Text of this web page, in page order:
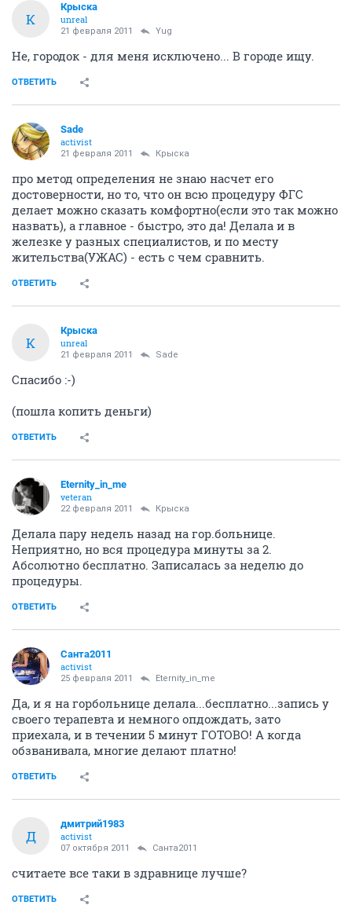
К
Крыска
unreal
21 февраля 2011 Yug
Не, городок - для меня исключено... В городе ищу.
ОТВЕТИТЬ
Sade
activist
21 февраля 2011 Крыска
про метод определения не знаю насчет его
достоверности, но то, что он всю процедуру ФГС
делает можно сказать комфортно(если это так можно
назвать), а главное - быстро, это да! Делала и в
железке у разных специалистов, и по месту
жительства(УЖАС) - есть с чем сравнить.
ОТВЕТИТЬ
К
Крыска
unreal
21 февраля 2011 Sade
Спасибо :-)
(пошла копить деньги)
ОТВЕТИТЬ
Eternity_in_me
veteran
22 февраля 2011 Крыска
Делала пару недель назад на гор.больнице.
Неприятно, но вся процедура минуты за 2.
Абсолютно бесплатно. Записалась за неделю до
процедуры.
ОТВЕТИТЬ
Санта2011
activist
25 февраля 2011 Eternity_in_me
Да, и я на горбольнице делала...бесплатно...запись у
своего терапевта и немного опдождать, зато
приехала, и в течении 5 минут ГОТОВО! А когда
обзванивала, многие делают платно!
ОТВЕТИТЬ
Д
дмитрий1983
activist
07 октября 2011 Санта2011
считаете все таки в здравнице лучше?
ОТВЕТИТЬ